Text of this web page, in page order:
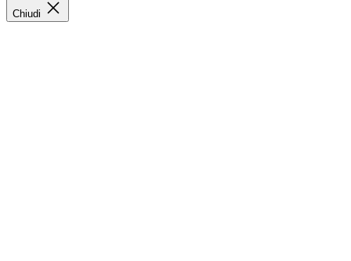
Chiudi